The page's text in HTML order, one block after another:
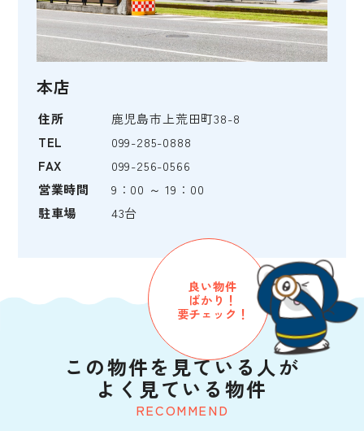
本店
住所
鹿児島市上荒田町38-8
TEL
099-285-0888
FAX
099-256-0566
営業時間
9：00 ～ 19：00
駐車場
43台
RECOMMEND
この物件を見ている人が
よく見ている物件
良い物件
ばかり！
要チェック！